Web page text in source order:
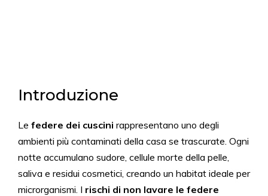
Introduzione
Le federe dei cuscini rappresentano uno degli
ambienti più contaminati della casa se trascurate. Ogni
notte accumulano sudore, cellule morte della pelle,
saliva e residui cosmetici, creando un habitat ideale per
microrganismi. I rischi di non lavare le federe